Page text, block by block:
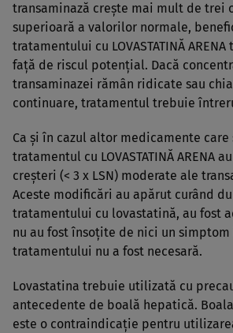
transaminază creşte mai mult de trei
superioară a valorilor normale,
tratamentului cu LOVASTATINĂ
faţă de riscul potenţial. Dacă
transaminazei rămân ridicate sau
continuare, tratamentul trebuie
Ca şi în cazul altor medicamente
tratamentul cu LOVASTATINĂ ARENA
creşteri (< 3 x LSN) moderate ale
Aceste modificări au apărut curând
tratamentului cu lovastatină, au fost
nu au fost însoţite de nici un
tratamentului nu a fost necesară.
Lovastatina trebuie utilizată cu
antecedente de boală hepatică.
este o contraindicaţie pentru utilizarea